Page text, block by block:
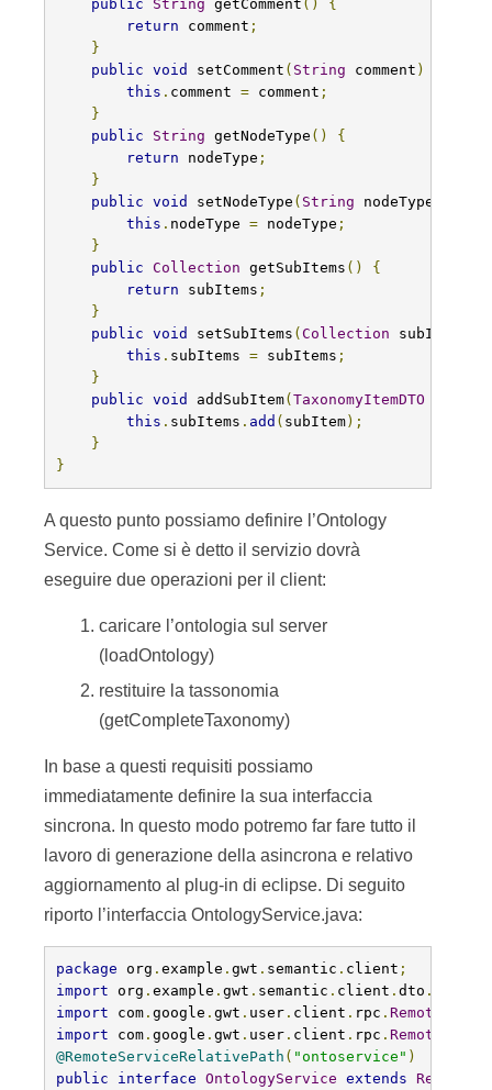
public
String getComment ()
{
return comment ;
}
public void setComment ( String comment )
this . comment = comment ;
}
public
String getNodeType ()
{
return nodeType ;
}
public void setNodeType ( String nodeType
this . nodeType = nodeType ;
}
public Collection getSubItems ()
{
return subItems ;
}
public void setSubItems ( Collection subItems
this . subItems = subItems ;
}
public void addSubItem( TaxonomyItemDTO
this . subItems . add ( subItem );
}
}
A questo punto possiamo definire l’Ontology
Service. Come si è detto il servizio dovrà
eseguire due operazioni per il client:
caricare l’ontologia sul server
(loadOntology)
restituire la tassonomia
(getCompleteTaxonomy)
In base a questi requisiti possiamo
immediatamente definire la sua interfaccia
sincrona. In questo modo potremo far fare tutto il
lavoro di generazione della asincrona e relativo
aggiornamento al plug-in di eclipse. Di seguito
riporto l’interfaccia OntologyService.java:
package org . example . gwt . semantic . client ;
import org . example . gwt . semantic . client . dto .
import com . google . gwt . user . client . rpc .
import com . google . gwt . user . client . rpc .
@RemoteServiceRelativePath ( "ontoservice" )
public
interface OntologyService extends